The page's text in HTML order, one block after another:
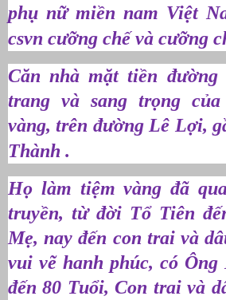
phụ nữ miền nam Việt
csvn cưỡng chế và cưỡng
Căn nhà mặt tiền đường
trang và sang trọng
vàng, trên đường Lê Lợi,
Thành .
Họ làm tiệm vàng đã
truyền, từ đời Tổ Tiên
Mẹ, nay đến con trai và
vui vẽ hanh phúc, có Ông
đến 80 Tuổi, Con trai và